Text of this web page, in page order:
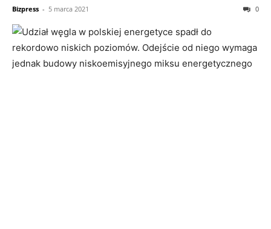
Bizpress - 5 marca 2021 0